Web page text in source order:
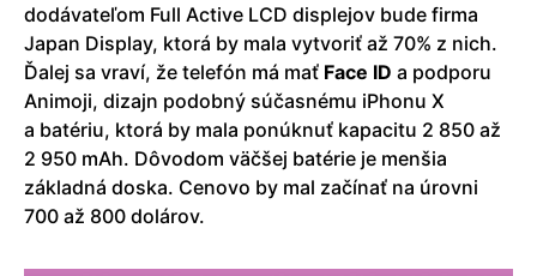
dodávateľom Full Active LCD displejov bude firma
Japan Display, ktorá by mala vytvoriť až 70% z nich.
Ďalej sa vraví, že telefón má mať Face ID a podporu
Animoji, dizajn podobný súčasnému iPhonu X
a batériu, ktorá by mala ponúknuť kapacitu 2 850 až
2 950 mAh. Dôvodom väčšej batérie je menšia
základná doska. Cenovo by mal začínať na úrovni
700 až 800 dolárov.